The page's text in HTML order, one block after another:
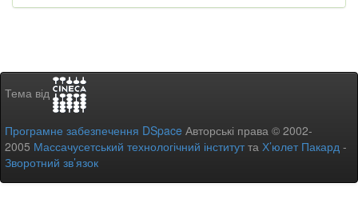
Тема від
Програмне забезпечення DSpace Авторські права © 2002-
2005 Массачусетський технологічний інститутта Х’юлет Пакард -
Зворотний зв’язок